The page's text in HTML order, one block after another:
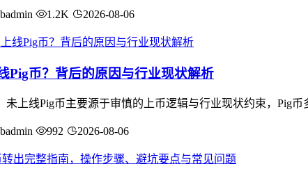
1.2K 2026-08-06
Pig币？背后的原因与行业现状解析
未上线Pig币主要源于审慎的上币逻辑与行业现状约束，Pig
992 2026-08-06